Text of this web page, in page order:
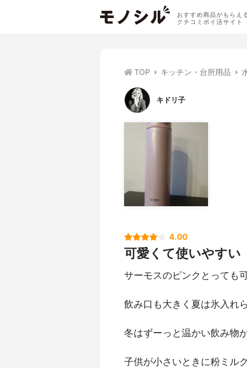
おすすめ商品がもらえ
クチコミポイ活サイト
TOP キッチン・台所用品
キドリ子
4.00
可愛くて使いやすい
サーモスのピンクとっても
飲み口も大きく夏は氷入れ
冬はずーっと温かい飲み物
子供が小さいときに粉ミル